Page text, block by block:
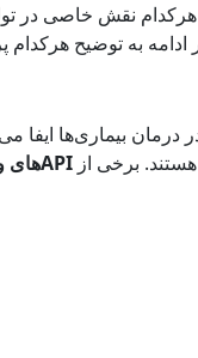
نقش خاصی در
به توضیح هرکدام
بیماری‌ها ایفا
برخی از APIهای وارداتی